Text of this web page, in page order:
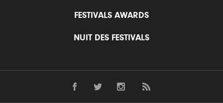
FESTIVALS AWARDS
NUIT DES FESTIVALS